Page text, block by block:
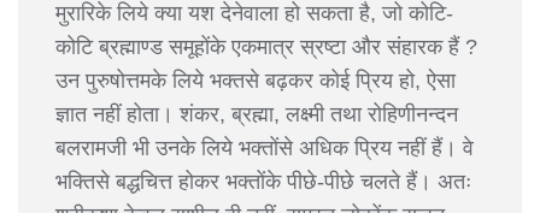
मुरारिके लिये क्या यश देनेवाला हो सकता है, जो कोटि-
कोटि ब्रह्माण्ड समूहोंके एकमात्र स्रष्टा और संहारक हैं ?
उन पुरुषोत्तमके लिये भक्तसे बढ़कर कोई प्रिय हो, ऐसा
ज्ञात नहीं होता। शंकर, ब्रह्मा, लक्ष्मी तथा रोहिणीनन्दन
बलरामजी भी उनके लिये भक्तोंसे अधिक प्रिय नहीं हैं। वे
भक्तिसे बद्धचित्त होकर भक्तोंके पीछे-पीछे चलते हैं। अतः